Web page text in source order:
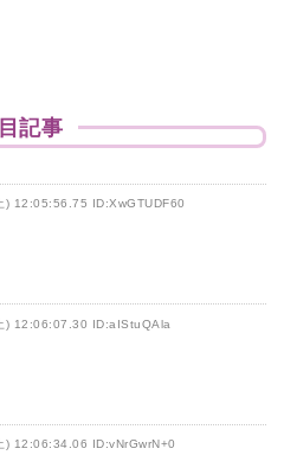
記事
) 12:05:56.75 ID:XwGTUDF60
) 12:06:07.30 ID:aIStuQAla
) 12:06:34.06 ID:vNrGwrN+0